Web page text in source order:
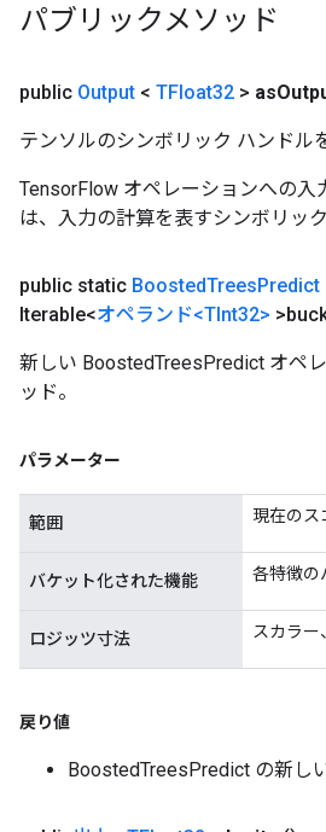
パブリックメソッド
public Output < TFloat32 > as
テンソルのシンボリック ハンドル
TensorFlow オペレーションへの
は、入力の計算を表すシンボリッ
public static BoostedTreesPredict
Iterable<オペランド<TInt32>
新しい BoostedTreesPredict オペ
ッド。
パラメーター
範囲 現在のス
バケット化された機能 各特徴の
ロジッツ寸法 スカラ
戻り値
BoostedTreesPredict の新し